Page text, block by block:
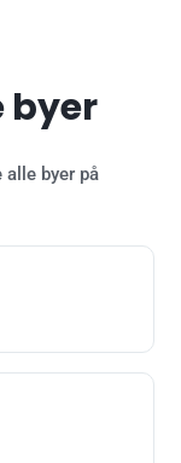
byer
alle byer på